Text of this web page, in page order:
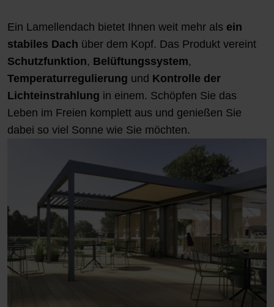
Ein Lamellendach bietet Ihnen weit mehr als ein
stabiles Dach über dem Kopf. Das Produkt vereint
Schutzfunktion, Belüftungssystem,
Temperaturregulierung und Kontrolle der
Lichteinstrahlung in einem. Schöpfen Sie das
Leben im Freien komplett aus und genießen Sie
dabei so viel Sonne wie Sie möchten.